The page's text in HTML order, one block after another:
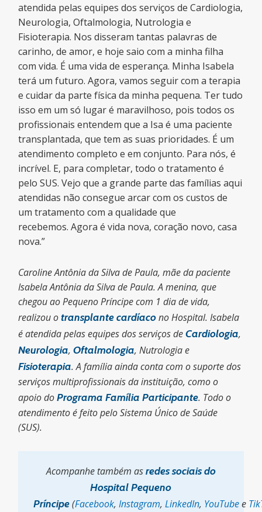
atendida pelas equipes dos serviços de Cardiologia,
Neurologia, Oftalmologia, Nutrologia e
Fisioterapia. Nos disseram tantas palavras de
carinho, de amor, e hoje saio com a minha filha
com vida. É uma vida de esperança. Minha Isabela
terá um futuro. Agora, vamos seguir com a terapia
e cuidar da parte física da minha pequena. Ter tudo
isso em um só lugar é maravilhoso, pois todos os
profissionais entendem que a Isa é uma paciente
transplantada, que tem as suas prioridades. É um
atendimento completo e em conjunto. Para nós, é
incrível. E, para completar, todo o tratamento é
pelo SUS. Vejo que a grande parte das famílias aqui
atendidas não consegue arcar com os custos de
um tratamento com a qualidade que
recebemos. Agora é vida nova, coração novo, casa
nova.”
Caroline Antônia da Silva de Paula, mãe da paciente
Isabela Antônia da Silva de Paula. A menina, que
chegou ao Pequeno Príncipe com 1 dia de vida,
realizou otransplante cardíacono Hospital. Isabela
é atendida pelas equipes dos serviços deCardiologia,
Neurologia,Oftalmologia, Nutrologia e
Fisioterapia. A família ainda conta com o suporte dos
serviços multiprofissionais da instituição, como o
apoio doPrograma Família Participante. Todo o
atendimento é feito pelo Sistema Único de Saúde
(SUS).
Acompanhe também asredes sociais do
Hospital Pequeno
Príncipe(Facebook,Instagram,LinkedIn, YouTubee